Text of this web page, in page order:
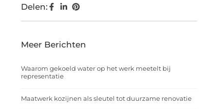
Delen:
Meer Berichten
Waarom gekoeld water op het werk meetelt bij
representatie
Maatwerk kozijnen als sleutel tot duurzame renovatie